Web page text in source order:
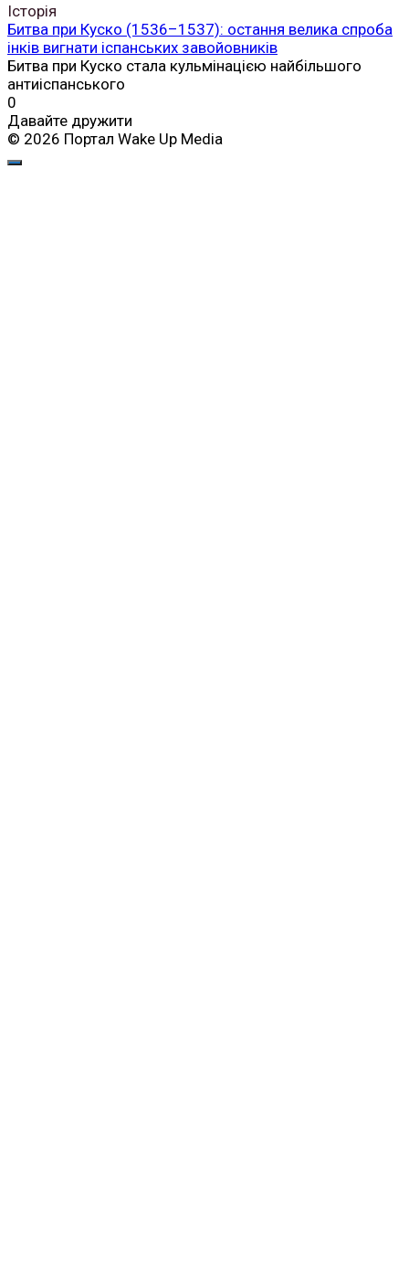
Історія
Битва при Куско (1536–1537): остання велика спроба
інків вигнати іспанських завойовників
Битва при Куско стала кульмінацією найбільшого
антиіспанського
0
Давайте дружити
© 2026 Портал Wake Up Media